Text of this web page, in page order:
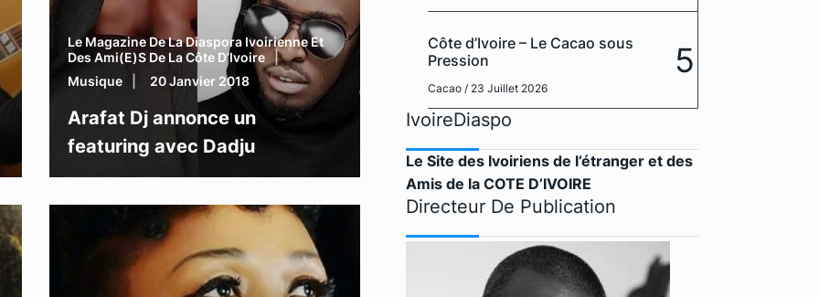
Le Magazine De La Diaspora Ivoirienne Et
Des Ami(e)s De La Côte D’Ivoire
Musique
20 Janvier 2018
Arafat Dj annonce un
featuring avec Dadju
Côte d’Ivoire – Le Cacao sous
Pression
Cacao / 23 Juillet 2026
5
IvoireDiaspo
Le Site des Ivoiriens de l’étranger et des
Amis de la COTE D’IVOIRE
Directeur De Publication